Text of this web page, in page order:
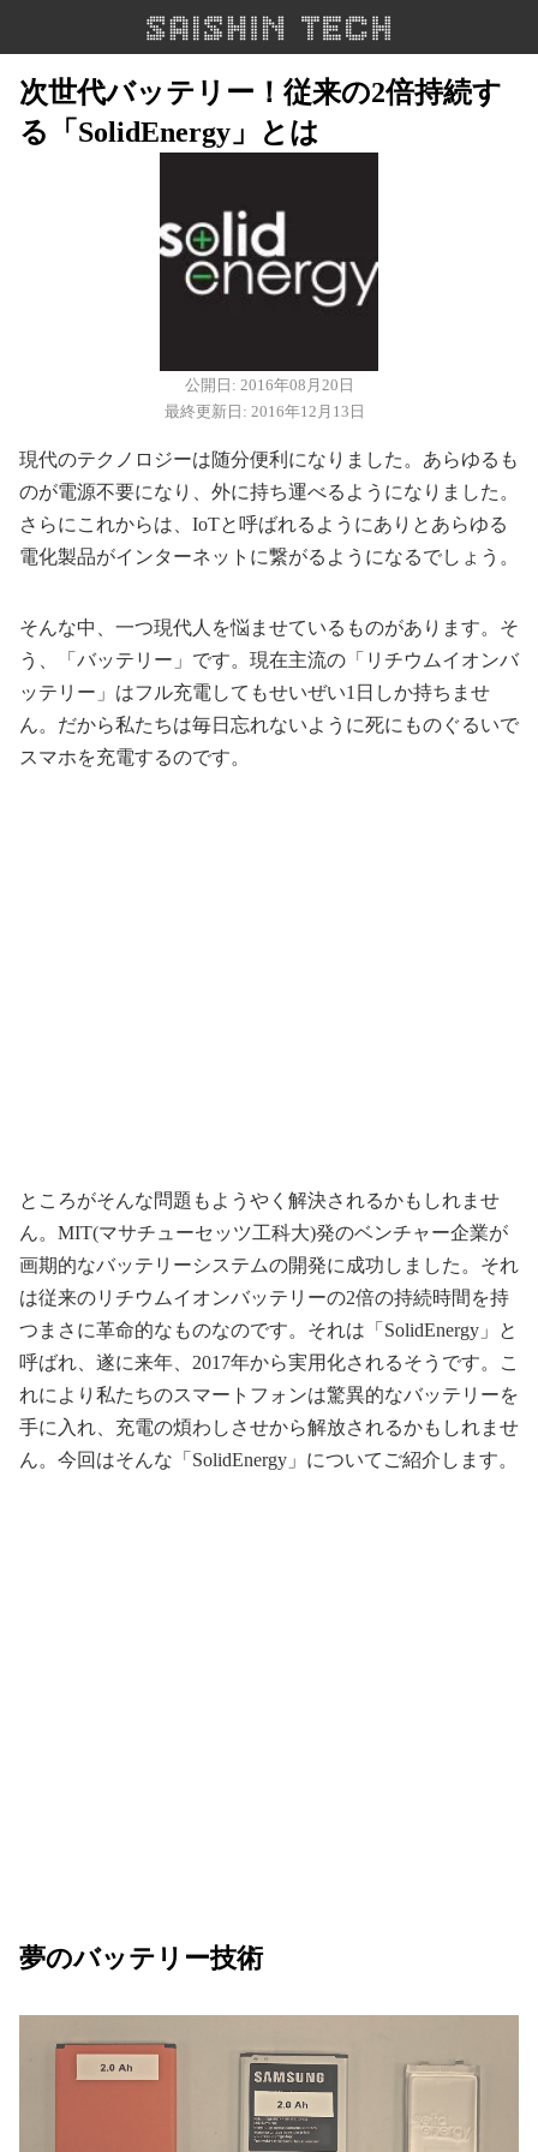
次世代バッテリー！従来の2倍持続す
る「SolidEnergy」とは
公開日: 2016年08月20日
最終更新日: 2016年12月13日
現代のテクノロジーは随分便利になりました。あらゆるも
のが電源不要になり、外に持ち運べるようになりました。
さらにこれからは、IoTと呼ばれるようにありとあらゆる
電化製品がインターネットに繋がるようになるでしょう。
そんな中、一つ現代人を悩ませているものがあります。そ
う、「バッテリー」です。現在主流の「リチウムイオンバ
ッテリー」はフル充電してもせいぜい1日しか持ちませ
ん。だから私たちは毎日忘れないように死にものぐるいで
スマホを充電するのです。
ところがそんな問題もようやく解決されるかもしれませ
ん。MIT(マサチューセッツ工科大)発のベンチャー企業が
画期的なバッテリーシステムの開発に成功しました。それ
は従来のリチウムイオンバッテリーの2倍の持続時間を持
つまさに革命的なものなのです。それは「SolidEnergy」と
呼ばれ、遂に来年、2017年から実用化されるそうです。こ
れにより私たちのスマートフォンは驚異的なバッテリーを
手に入れ、充電の煩わしさせから解放されるかもしれませ
ん。今回はそんな「SolidEnergy」についてご紹介します。
夢のバッテリー技術